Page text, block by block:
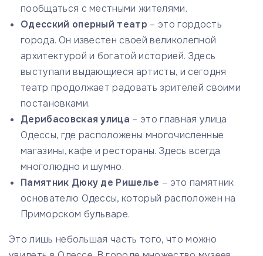
пообщаться с местными жителями.
Одесский оперный театр – это гордость
города. Он известен своей великолепной
архитектурой и богатой историей. Здесь
выступали выдающиеся артисты, и сегодня
театр продолжает радовать зрителей своими
постановками.
Дерибасовская улица – это главная улица
Одессы, где расположены многочисленные
магазины, кафе и рестораны. Здесь всегда
многолюдно и шумно.
Памятник Дюку де Ришелье – это памятник
основателю Одессы, который расположен на
Приморском бульваре.
Это лишь небольшая часть того, что можно